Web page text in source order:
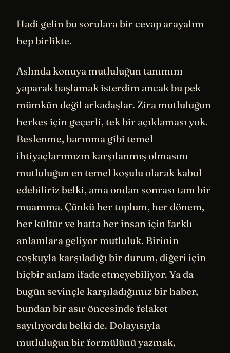
Hadi gelin bu sorulara bir cevap arayalım
hep birlikte.
Aslında konuya mutluluğun tanımını
yaparak başlamak isterdim ancak bu pek
mümkün değil arkadaşlar. Zira mutluluğun
herkes için geçerli, tek bir açıklaması yok.
Beslenme, barınma gibi temel
ihtiyaçlarımızın karşılanmış olmasını
mutluluğun en temel koşulu olarak kabul
edebiliriz belki, ama ondan sonrası tam bir
muamma. Çünkü her toplum, her dönem,
her kültür ve hatta her insan için farklı
anlamlara geliyor mutluluk. Birinin
coşkuyla karşıladığı bir durum, diğeri için
hiçbir anlam ifade etmeyebiliyor. Ya da
bugün sevinçle karşıladığımız bir haber,
bundan bir asır öncesinde felaket
sayılıyordu belki de. Dolayısıyla
mutluluğun bir formülünü yazmak,